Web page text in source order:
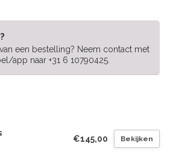
een bestelling? Neem contact met
app naar +31 6 10790425.
€145,00 Bekijken